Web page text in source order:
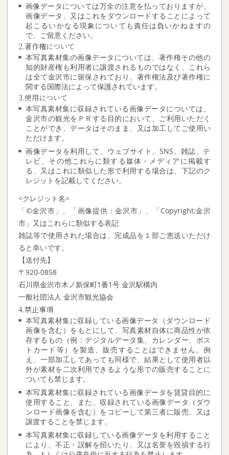
画像データについては万全の注意を払っておりますが、
画像データ、又はこれをダウンロードすることによって
起こるいかなる現象についても責任は負いかねますの
で、ご留意ください。
2.著作権について
本写真素材集の画像データについては、著作権その他の
知的財産権も利用者に譲渡されるものではなく、これら
は全て金沢市に留保されており、著作権法及び著作権に
関する国際法によって保護されています。
3.使用について
本写真素材集に収録されている画像データについては、
金沢市の観光をＰＲする目的において、ご利用いただく
ことができ、データはそのまま、又は加工してご使用い
ただけます。
画像データを利用して、ウェブサイト、SNS、雑誌、テ
レビ、その他これらに類する媒体・メディアに掲載す
る、又はこれに類似した形で利用する場合は、下記のク
レジットを記載してください。
<クレジット名>
「©金沢市」、「画像提供：金沢市」、「Copyright:金沢
市」又はこれらに類似する表記
雑誌等で使用された場合は、完成品を１部ご恵送いただけ
ると幸いです。
【送付先】
〒920-0858
石川県金沢市木ノ新保町1番1号 金沢駅構内
一般社団法人 金沢市観光協会
4.禁止事項
本写真素材集に収録している画像データ（ダウンロード
画像を含む）をもとにして、写真素材自体に商品性が依
存するもの（例：デジタルデータ集、カレンダー、ポス
トカード等）を製造、販売することはできません。例
え、一部加工してあっても同様で、結果として使用者以
外が素材を二次利用できるような形での販売することに
ついても禁じます。
本写真素材集に収録されている画像データを賃貸目的に
使用すること、また、収録されている画像データ（ダウ
ンロード画像を含む）をコピーして第三者に販売、又は
譲渡することを禁じます。
本写真素材集に収録している画像データを利用すること
により、不正・誤解を招いたり、又は名誉を毀損する行